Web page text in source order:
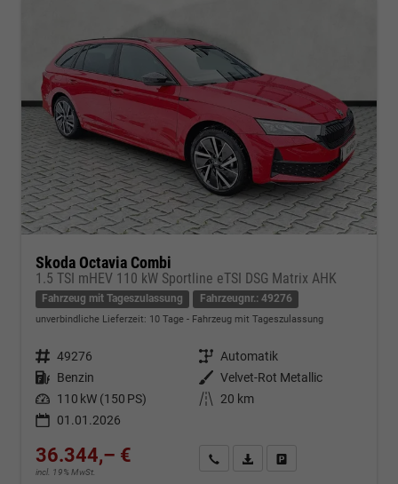
Skoda Octavia Combi
1.5 TSI mHEV 110 kW Sportline eTSI DSG Matrix AHK
Fahrzeug mit Tageszulassung Fahrzeugnr.: 49276
unverbindliche Lieferzeit: 10 Tage Fahrzeug mit Tageszulassung
Fahrzeugnr. 49276 Getriebe Automatik
Kraftstoff Benzin Außenfarbe Velvet-Rot Metallic
Leistung 110 kW (150 PS) Kilometerstand
20 km
01.01.2026
36.344,– €
incl. 19% MwSt.
Kontakt & Angebot anfordern
PDF-Datei, Fahrzeugexposé